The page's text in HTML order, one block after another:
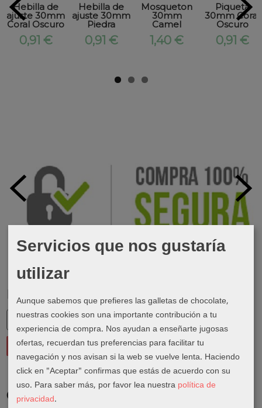
Marcas
Costes de Envío
Hebilla de
ajuste 30mm
Coral Oscuro
0,91 €
Hebilla de
ajuste 30mm
Piedra
0,91 €
Mosqueton
30mm
Camel
1,40 €
Piqueta
30mm Coral
Oscuro
0,91 €
Servicios que nos gustaría
utilizar
Aunque sabemos que prefieres las galletas de chocolate,
nuestras cookies son una importante contribución a tu
experiencia de compra. Nos ayudan a enseñarte jugosas
ofertas, recuerdan tus preferencias para facilitar tu
navegación y nos avisan si la web se vuelve lenta. Haciendo
click en "Aceptar" confirmas que estás de acuerdo con su
uso. Para saber más, por favor lea nuestra política de
privacidad.